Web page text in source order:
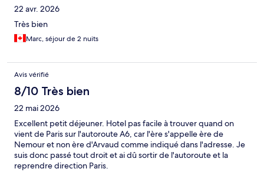
22 avr. 2026
Très bien
Marc, séjour de 2 nuits
Avis vérifié
8/10 Très bien
22 mai 2026
Excellent petit déjeuner. Hotel pas facile à trouver quand on
vient de Paris sur l'autoroute A6, car l'ère s'appelle ère de
Nemour et non ère d'Arvaud comme indiqué dans l'adresse. Je
suis donc passé tout droit et ai dû sortir de l'autoroute et la
reprendre direction Paris.